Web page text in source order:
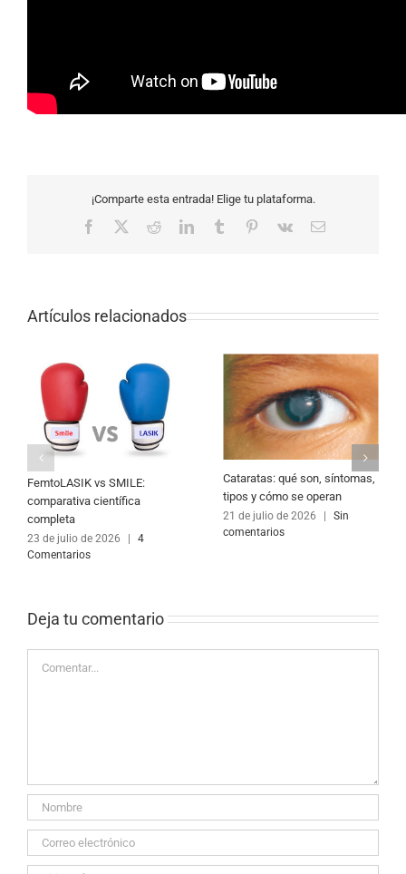
¡Comparte esta entrada! Elige tu plataforma.
Facebook RedditLinkedInTumblr Pinterest
Vk
Correo
Artículos relacionados
FemtoLASIK vs SMILE:
comparativa científica
completa
23 de julio de 2026 |
4
Comentarios
Cataratas: qué son, síntomas,
tipos y cómo se operan
21 de julio de 2026
Sin
comentarios
Deja tu comentario